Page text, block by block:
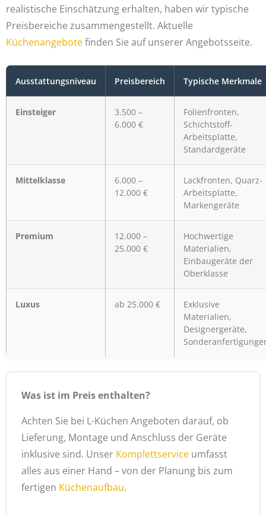
realistische Einschätzung erhalten, haben wir typische
Preisbereiche zusammengestellt. Aktuelle
Küchenangebotefinden Sie auf unserer Angebotsseite.
Ausstattungsniveau Preisbereich Typische Merkmale
Einsteiger
3.500 –
6.000 €
Folienfronten,
Schichtstoff-
Arbeitsplatte,
Standardgeräte
Mittelklasse
6.000 –
12.000 €
Lackfronten, Quarz-
Arbeitsplatte,
Markengeräte
Premium
12.000 –
25.000 €
Hochwertige
Materialien,
Einbaugeräte der
Oberklasse
Luxus ab 25.000 €
Exklusive
Materialien,
Designergeräte,
Was ist im Preis enthalten?
Achten Sie bei L-Küchen Angeboten darauf, ob
Lieferung, Montage und Anschluss der Geräte
inklusive sind. Unser Komplettservice umfasst
alles aus einer Hand – von der Planung bis zum
fertigen Küchenaufbau.